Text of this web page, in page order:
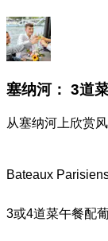
塞纳河： 3道
从塞纳河上欣赏
Bateaux
3或4道菜午餐配